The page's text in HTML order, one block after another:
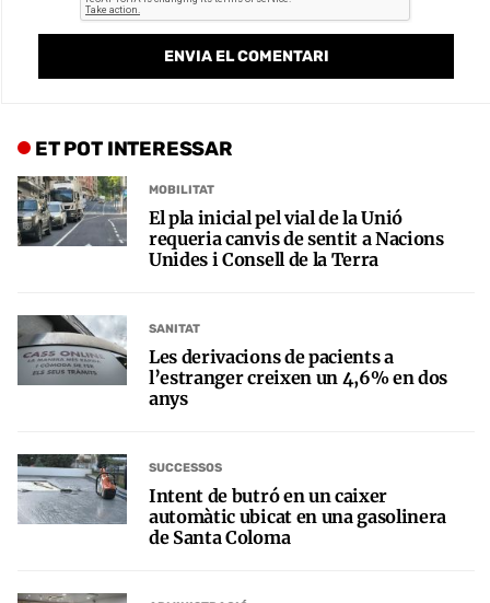
ET POT INTERESSAR
MOBILITAT
El pla inicial pel vial de la Unió
requeria canvis de sentit a Nacions
Unides i Consell de la Terra
SANITAT
Les derivacions de pacients a
l’estranger creixen un 4,6% en dos
anys
SUCCESSOS
Intent de butró en un caixer
automàtic ubicat en una gasolinera
de Santa Coloma